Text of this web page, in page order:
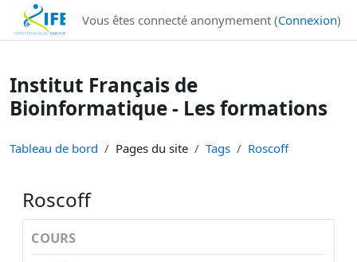
Institut Français de Bioinformatique - Les formations
Passer au contenu principalVous êtes connecté anonymement (Connexion)
Institut Français de
Bioinformatique - Les formations
Tableau de bord Pages du site Tags Roscoff
Roscoff
COURS